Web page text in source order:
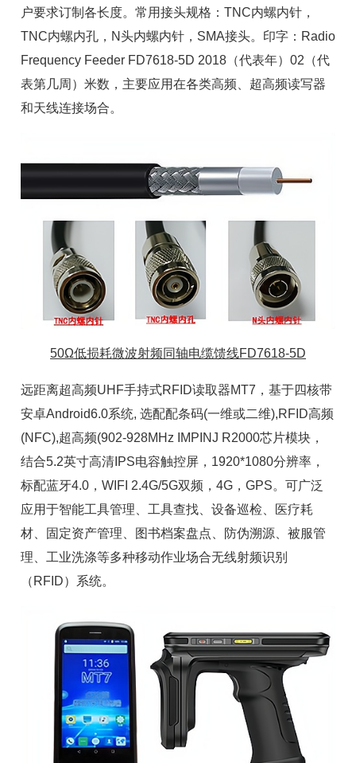
户要求订制各长度。常用接头规格：TNC内螺内针，
TNC内螺内孔，N头内螺内针，SMA接头。印字：Radio
Frequency Feeder FD7618-5D 2018（代表年）02（代
表第几周）米数，主要应用在各类高频、 超高频读写器
和天线连接场合。
50Ω低损耗微波射频同轴电缆馈线FD7618-5D
远距离超高频UHF手持式RFID读取器MT7，基于四核带
安卓Android6.0系统, 选配配条码(一维或二维),RFID高频
(NFC),超高频(902-928MHz IMPINJ R2000芯片模块，
结合5.2英寸高清IPS电容触控屏，1920*1080分辨率，
标配蓝牙4.0，WIFI 2.4G/5G双频，4G，GPS。可广泛
应用于智能工具管理、工具查找、设备巡检、
医疗耗
材
固定资产管理、图书档案盘点、防伪溯源、 被服管
理 、工业洗涤等多种移动作业场合无线射频识别
（RFID）系统。